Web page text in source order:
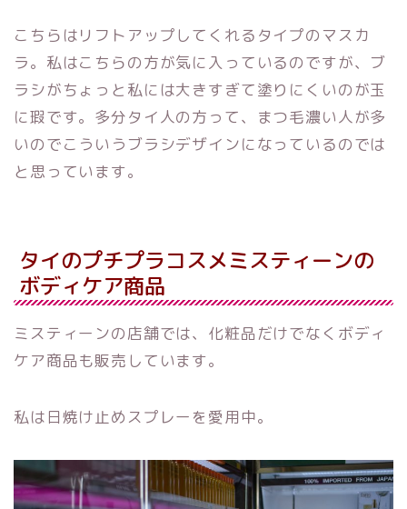
こちらはリフトアップしてくれるタイプのマスカ
ラ。私はこちらの方が気に入っているのですが、ブ
ラシがちょっと私には大きすぎて塗りにくいのが玉
に瑕です。多分タイ人の方って、まつ毛濃い人が多
いのでこういうブラシデザインになっているのでは
と思っています。
タイのプチプラコスメミスティーンの
ボディケア商品
ミスティーンの店舗では、化粧品だけでなくボディ
ケア商品も販売しています。
私は日焼け止めスプレーを愛用中。